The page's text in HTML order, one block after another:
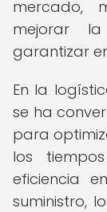
mercado,
mejorar
garantizar
En la
se ha
para
los
eficiencia
suministro,